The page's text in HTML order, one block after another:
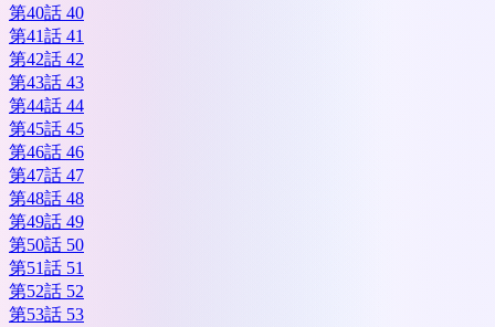
第40話 40
第41話 41
第42話 42
第43話 43
第44話 44
第45話 45
第46話 46
第47話 47
第48話 48
第49話 49
第50話 50
第51話 51
第52話 52
第53話 53